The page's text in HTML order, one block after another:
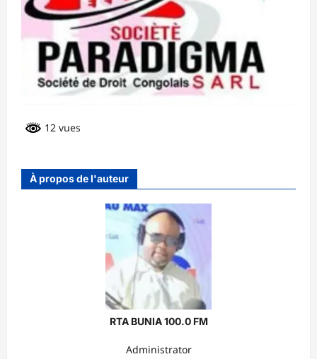
12 vues
À propos de l'auteur
RTA BUNIA 100.0 FM
Administrator